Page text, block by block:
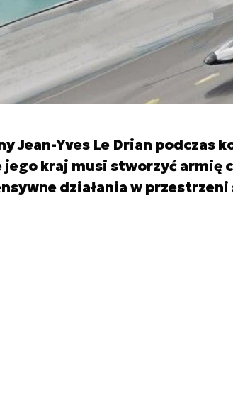
Jean-Yves Le Drian podczas
jego kraj musi stworzyć armię
działania w